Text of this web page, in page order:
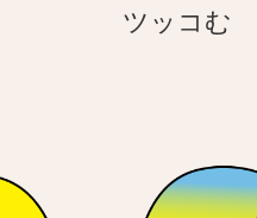
ツッコむ